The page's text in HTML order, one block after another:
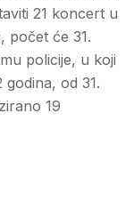
21 koncert u
počet će 31.
policije, u koji
od 31.
19